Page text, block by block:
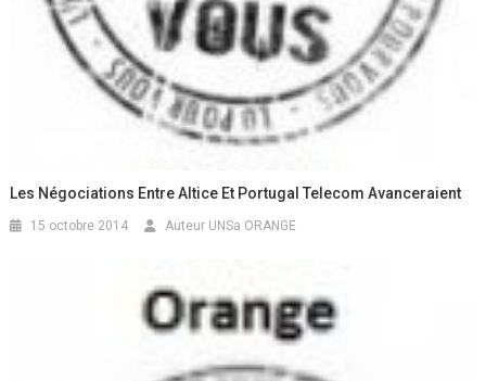
Les Négociations Entre Altice Et Portugal Telecom Avanceraient
15 octobre 2014 Auteur UNSa ORANGE